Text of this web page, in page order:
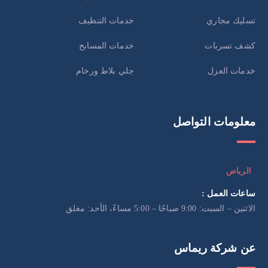
تسليك مجاري خدمات التنظيف
كشف تسربات خدمات المسابح
خدمات العزل جلي بلاط ورخام
معلومات التواصل
الرياض
ساعات العمل :
الاثنين – السبت: 9:00 صباحًا – 5:00 مساءً، الأحد: مغلق
عن شركة ريماس